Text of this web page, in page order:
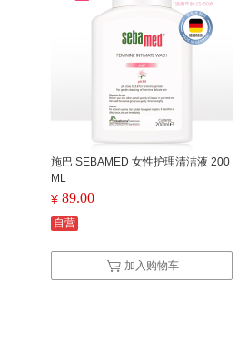
施巴 SEBAMED 女性护理清洁液 200
ML
¥ 89.00
自营
加入购物车